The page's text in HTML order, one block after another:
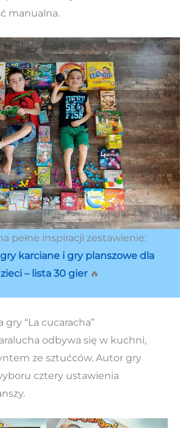
manualna.
pełne inspiracji zestawienie:
karciane i gry planszowe dla
– lista 30 gier🔥
“La cucaracha”
odbywa się w kuchni,
ze sztućców. Autor gry
cztery ustawienia